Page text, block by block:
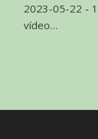
2023-05-22 -
vídeo…